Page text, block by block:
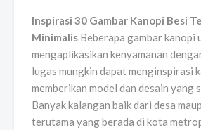
Inspirasi 30 Gambar Kanopi Besi
Minimalis Beberapa gambar kanopi
mengaplikasikan kenyamanan
lugas mungkin dapat menginspirasi
memberikan model dan desain yang
Banyak kalangan baik dari desa
terutama yang berada di kota